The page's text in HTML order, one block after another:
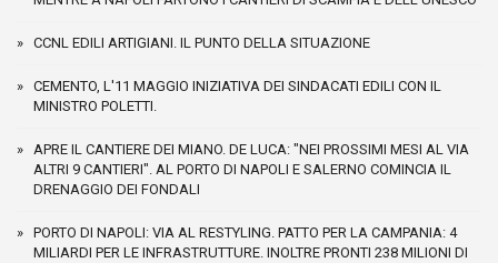
CCNL EDILI ARTIGIANI. IL PUNTO DELLA SITUAZIONE
CEMENTO, L'11 MAGGIO INIZIATIVA DEI SINDACATI EDILI CON IL
MINISTRO POLETTI.
APRE IL CANTIERE DEI MIANO. DE LUCA: "NEI PROSSIMI MESI AL VIA
ALTRI 9 CANTIERI". AL PORTO DI NAPOLI E SALERNO COMINCIA IL
DRENAGGIO DEI FONDALI
PORTO DI NAPOLI: VIA AL RESTYLING. PATTO PER LA CAMPANIA: 4
MILIARDI PER LE INFRASTRUTTURE. INOLTRE PRONTI 238 MILIONI DI